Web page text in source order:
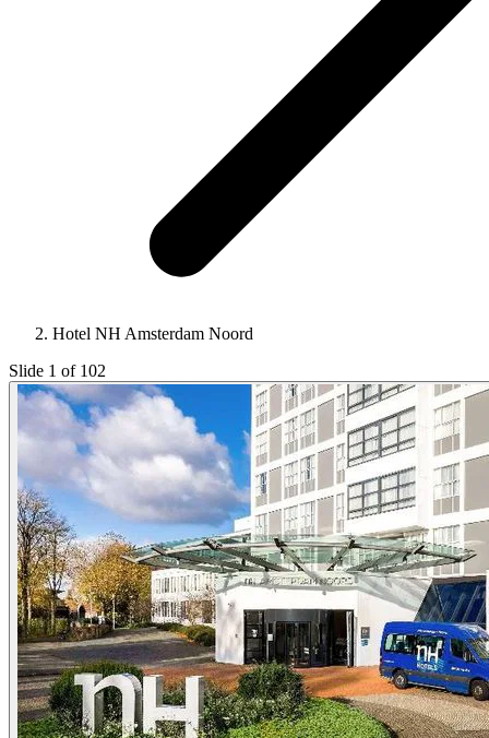
Hotel NH Amsterdam Noord
Slide 1 of 102